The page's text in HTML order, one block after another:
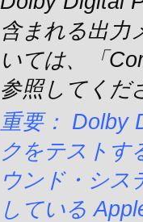
含まれる出力
いては、「
参照してくだ
重要： Dolby
クをテストす
ウンド・シス
している